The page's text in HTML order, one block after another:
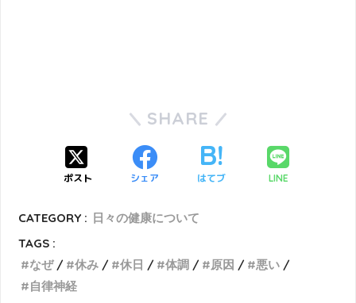
SHARE
ポスト シェア はてブ LINE
CATEGORY : 日々の健康について
TAGS :
なぜ
休み 休日 体調 原因
悪い
自律神経